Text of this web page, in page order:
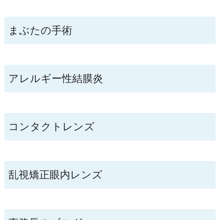
まぶたの手術
アレルギー性結膜炎
コンタクトレンズ
乱視矯正眼内レンズ